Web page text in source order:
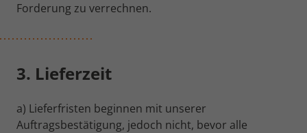
Forderung zu verrechnen.
3. Lieferzeit
a) Lieferfristen beginnen mit unserer
Auftragsbestätigung, jedoch nicht, bevor alle